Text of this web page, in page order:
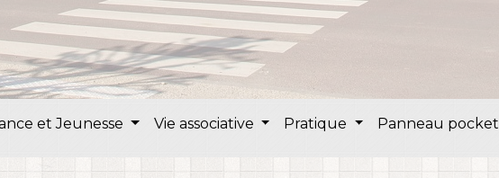
et Jeunesse Vie associative Pratique Panneau pocket